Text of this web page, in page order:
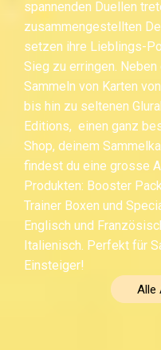
spannenden Duellen
zusammengestellten
setzen ihre Lieblings-
Sieg zu erringen.
Sammeln von Karten
bis hin zu seltenen
Editions, einen ganz
Shop, deinem
findest du eine grosse
Produkten: Booster
Trainer Boxen und
Englisch und
Italienisch. Perfekt für
Einsteiger!
Alle